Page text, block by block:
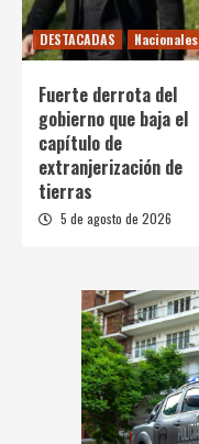
DESTACADAS Nacionales
Fuerte derrota del
gobierno que baja el
capítulo de
extranjerización de
tierras
5 de agosto de 2026